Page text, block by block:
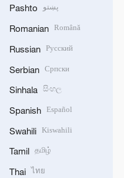
Pashto پښتو
Romanian Română
Russian Русский
Serbian Српски
Sinhala සිංහල
Spanish Español
Swahili Kiswahili
Tamil தமிழ்
Thai ไทย